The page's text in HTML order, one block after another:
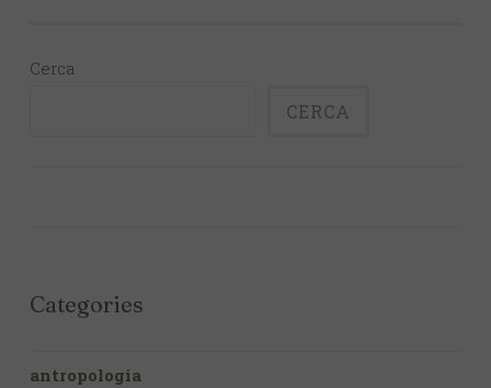
Cerca
CERCA
Categories
antropologia